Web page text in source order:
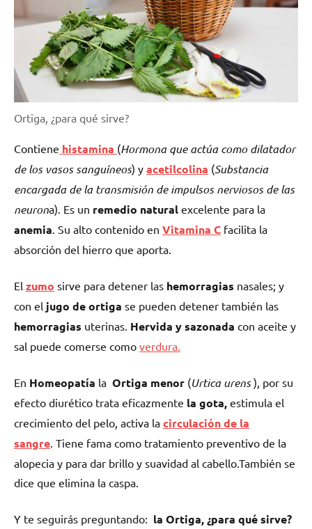
Ortiga, ¿para qué sirve?
Contiene histamina (Hormona que actúa como dilatador
de los vasos sanguíneos) y acetilcolina (Substancia
encargada de la transmisión de impulsos nerviosos de las
neurona). Es un remedio natural excelente para la
anemia. Su alto contenido en Vitamina C facilita la
absorción del hierro que aporta.
El zumo sirve para detener las hemorragias nasales; y
con el jugo de ortiga se pueden detener también las
hemorragias uterinas. Hervida y sazonada con aceite y
sal puede comerse como verdura.
En Homeopatía la Ortiga menor (Urtica urens), por su
efecto diurético trata eficazmente la gota, estimula el
crecimiento del pelo, activa la circulación de la
sangre. Tiene fama como tratamiento preventivo de la
alopecia y para dar brillo y suavidad al cabello.También se
dice que elimina la caspa.
Y te seguirás preguntando: la Ortiga, ¿para qué sirve?